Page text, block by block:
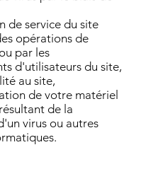
de service du site
opérations de
par les
d'utilisateurs du site,
au site,
de votre matériel
de la
virus ou autres